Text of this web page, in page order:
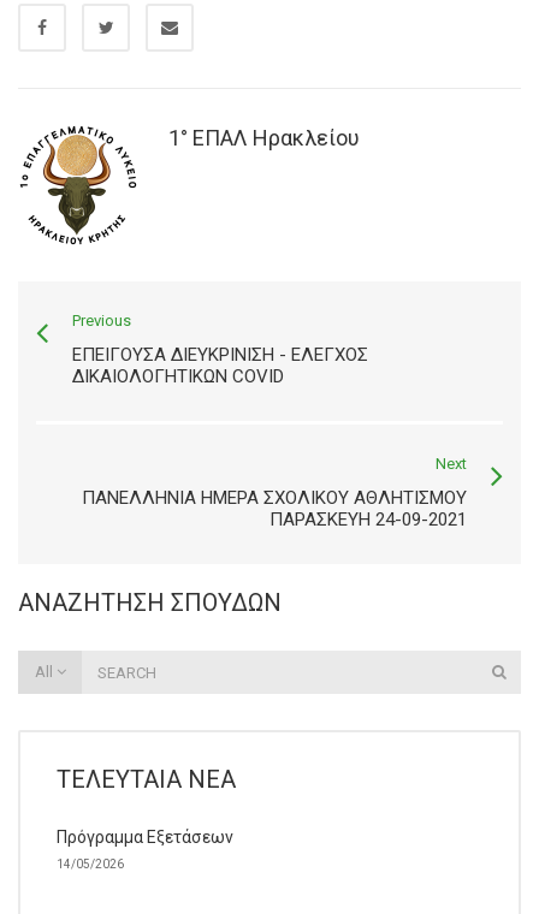
1° ΕΠΑΛ Ηρακλείου
Previous
ΕΠΕΙΓΟΥΣΑ ΔΙΕΥΚΡΙΝΙΣΗ - ΕΛΕΓΧΟΣ
ΔΙΚΑΙΟΛΟΓΗΤΙΚΩΝ COVID
Next
ΠΑΝΕΛΛΗΝΙΑ ΗΜΕΡΑ ΣΧΟΛΙΚΟΥ ΑΘΛΗΤΙΣΜΟΥ
ΠΑΡΑΣΚΕΥΉ 24-09-2021
ΑΝΑΖΉΤΗΣΗ ΣΠΟΥΔΏΝ
All
ΤΕΛΕΥΤΑΊΑ ΝΈΑ
Πρόγραμμα Εξετάσεων
14/05/2026